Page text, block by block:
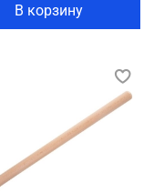
В корзину